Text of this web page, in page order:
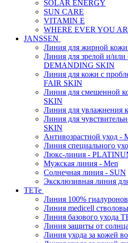
SOLAR ENERGY
SUN CARE
VITAMIN E
WHERE EVER YOU
JANSSEN
Линия для жирной
Линия для зрелой и/или
DEMANDING SKIN
Линия для кожи с
FAIR SKIN
Линия для смешенной
SKIN
Линия для увлажнения
Линия для
SKIN
Антивозрастной уход -
Линия специального
Люкс-линия -
Мужская линия - Men
Солнечная линия - SUN
Эксклюзивная линия
TETe
Линия 100%
Линия medicell
Линия базового ухода
Линия защиты от
Линия ухода за кожей